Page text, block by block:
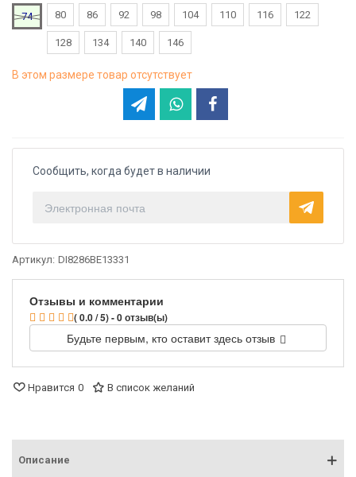
74
80 86 92 98 104 110 116 122
128 134 140 146
В этом размере товар отсутствует
Сообщить, когда будет в наличии
Артикул: DI8286BE13331
Отзывы и комментарии
( 0.0 / 5) - 0 отзыв(ы)
Будьте первым, кто оставит здесь отзыв
Нравится 0 В список желаний
Описание